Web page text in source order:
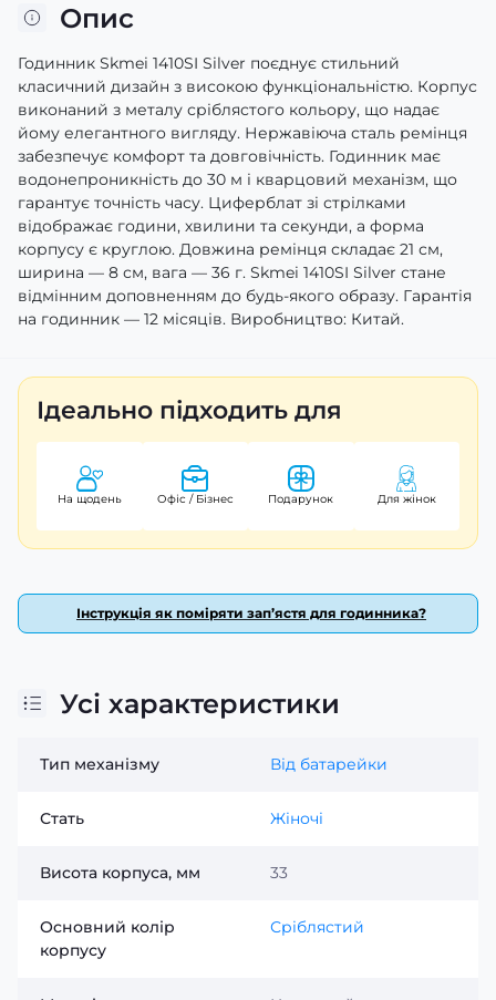
Опис
Годинник Skmei 1410SI Silver поєднує стильний
класичний дизайн з високою функціональністю. Корпус
виконаний з металу сріблястого кольору, що надає
йому елегантного вигляду. Нержавіюча сталь ремінця
забезпечує комфорт та довговічність. Годинник має
водонепроникність до 30 м і кварцовий механізм, що
гарантує точність часу. Циферблат зі стрілками
відображає години, хвилини та секунди, а форма
корпусу є круглою. Довжина ремінця складає 21 см,
ширина — 8 см, вага — 36 г. Skmei 1410SI Silver стане
відмінним доповненням до будь-якого образу. Гарантія
на годинник — 12 місяців. Виробництво: Китай.
Ідеально підходить для
На щодень Офіс / Бізнес Подарунок Для жінок
Інструкція як поміряти зап’ястя для годинника?
Усі характеристики
Тип механізму Від батарейки
Стать Жіночі
Висота корпуса, мм 33
Основний колір
корпусу
Сріблястий